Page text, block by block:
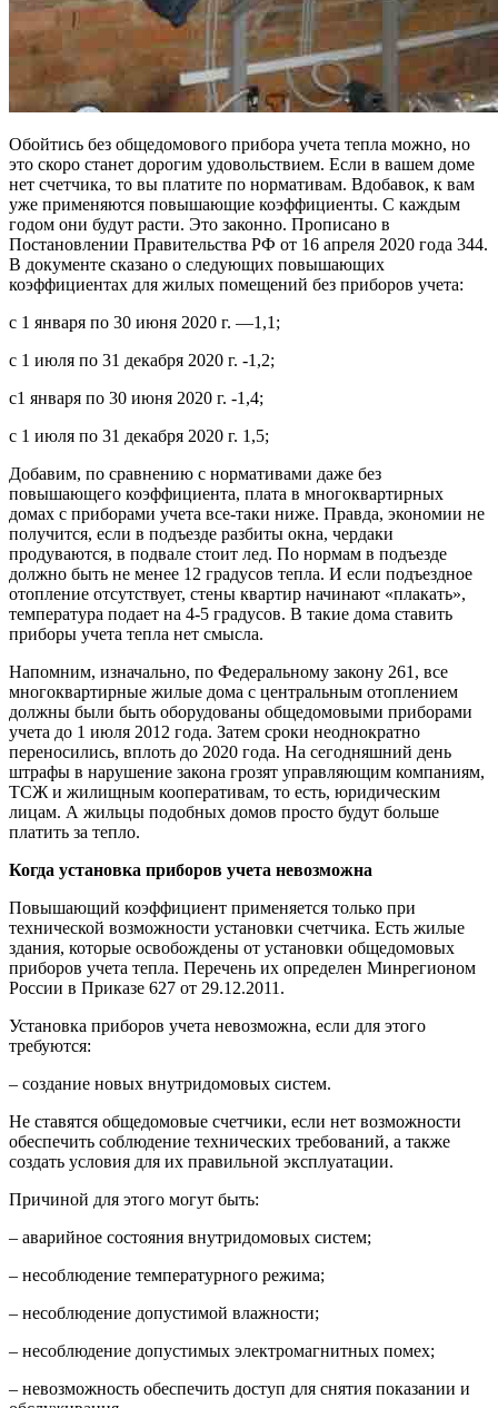
Обойтись без общедомового прибора учета тепла можно, но
это скоро станет дорогим удовольствием. Если в вашем доме
нет счетчика, то вы платите по нормативам. Вдобавок, к вам
уже применяются повышающие коэффициенты. С каждым
годом они будут расти. Это законно. Прописано в
Постановлении Правительства РФ от 16 апреля 2020 года 344.
В документе сказано о следующих повышающих
коэффициентах для жилых помещений без приборов учета:
с 1 января по 30 июня 2020 г. —1,1;
с 1 июля по 31 декабря 2020 г. -1,2;
с1 января по 30 июня 2020 г. -1,4;
с 1 июля по 31 декабря 2020 г. 1,5;
Добавим, по сравнению с нормативами даже без
повышающего коэффициента, плата в многоквартирных
домах с приборами учета все-таки ниже. Правда, экономии не
получится, если в подъезде разбиты окна, чердаки
продуваются, в подвале стоит лед. По нормам в подъезде
должно быть не менее 12 градусов тепла. И если подъездное
отопление отсутствует, стены квартир начинают «плакать»,
температура подает на 4-5 градусов. В такие дома ставить
приборы учета тепла нет смысла.
Напомним, изначально, по Федеральному закону 261, все
многоквартирные жилые дома с центральным отоплением
должны были быть оборудованы общедомовыми приборами
учета до 1 июля 2012 года. Затем сроки неоднократно
переносились, вплоть до 2020 года. На сегодняшний день
штрафы в нарушение закона грозят управляющим компаниям,
ТСЖ и жилищным кооперативам, то есть, юридическим
лицам. А жильцы подобных домов просто будут больше
платить за тепло.
Когда установка приборов учета невозможна
Повышающий коэффициент применяется только при
технической возможности установки счетчика. Есть жилые
здания, которые освобождены от установки общедомовых
приборов учета тепла. Перечень их определен Минрегионом
России в Приказе 627 от 29.12.2011.
Установка приборов учета невозможна, если для этого
требуются:
– создание новых внутридомовых систем.
Не ставятся общедомовые счетчики, если нет возможности
обеспечить соблюдение технических требований, а также
создать условия для их правильной эксплуатации.
Причиной для этого могут быть:
– аварийное состояния внутридомовых систем;
– несоблюдение температурного режима;
– несоблюдение допустимой влажности;
– несоблюдение допустимых электромагнитных помех;
– невозможность обеспечить доступ для снятия показании и